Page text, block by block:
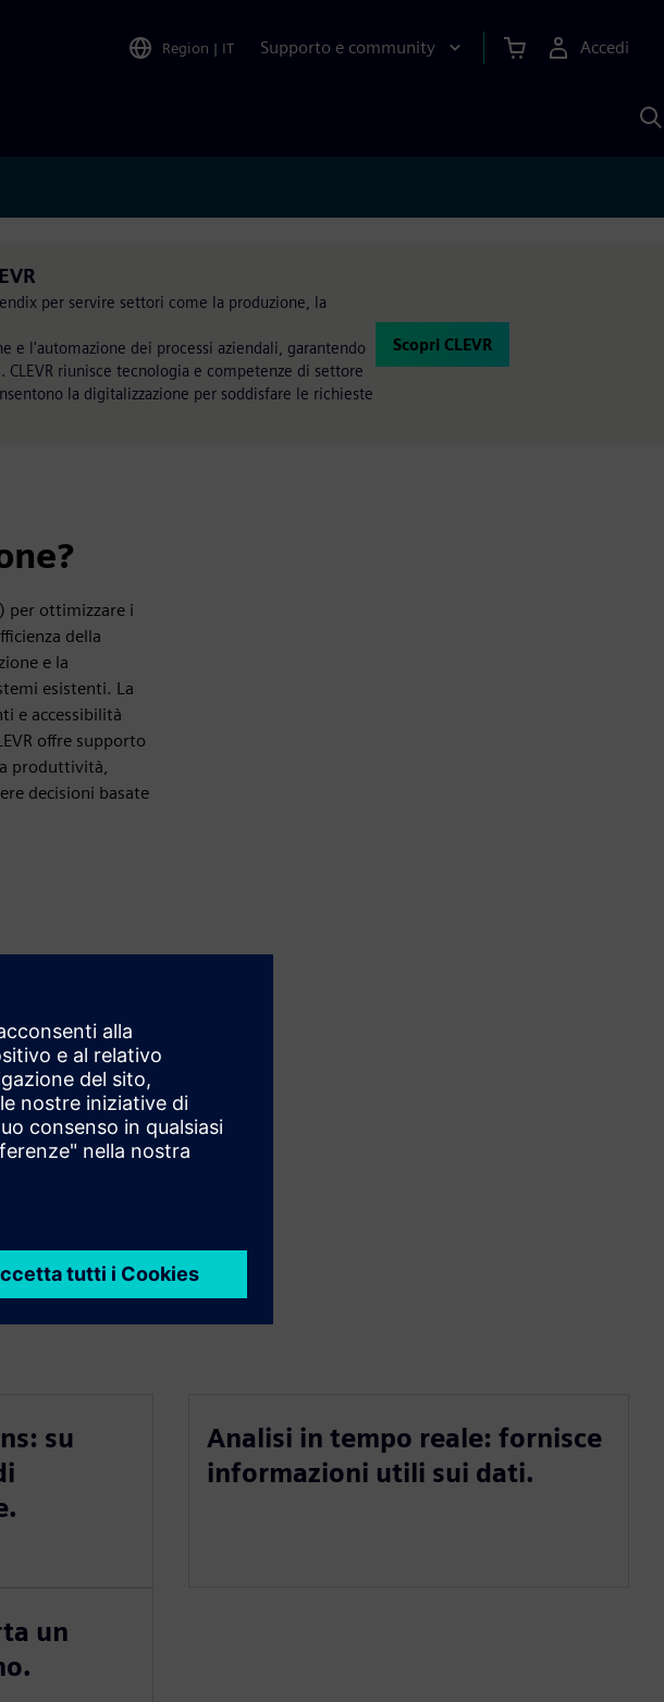
Region | IT Supporto e community Accedi
per servire settori come la produzione, la
e l'automazione dei processi aziendali, garantendo
riunisce tecnologia e competenze di settore
la digitalizzazione per soddisfare le richieste
Scopri CLEVR
per ottimizzare i
della
e la
esistenti. La
e accessibilità
offre supporto
produttività,
decisioni basate
su
Analisi in tempo reale: fornisce
informazioni utili sui dati.
un